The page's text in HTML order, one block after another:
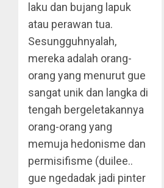
laku dan bujang lapuk
atau perawan tua.
Sesungguhnyalah,
mereka adalah orang-
orang yang menurut gue
sangat unik dan langka di
tengah bergeletakannya
orang-orang yang
memuja hedonisme dan
permisifisme (duilee..
gue ngedadak jadi pinter